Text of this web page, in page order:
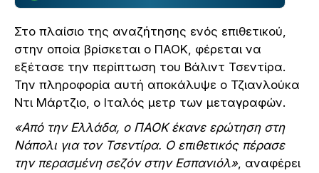
Στο πλαίσιο της αναζήτησης ενός επιθετικού,
στην οποία βρίσκεται ο ΠΑΟΚ, φέρεται να
εξέτασε την περίπτωση του Βάλιντ Τσεντίρα.
Την πληροφορία αυτή αποκάλυψε ο Τζιανλούκα
Ντι Μάρτζιο, ο Ιταλός μετρ των μεταγραφών.
«Από την Ελλάδα, ο ΠΑΟΚ έκανε ερώτηση στη
Νάπολι για τον Τσεντίρα. Ο επιθετικός πέρασε
την περασμένη σεζόν στην Εσπανιόλ», αναφέρει